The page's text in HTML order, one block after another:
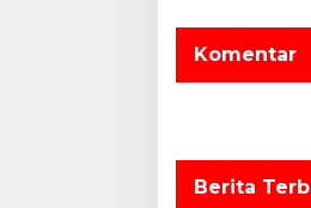
a
s
i
o
s
Komentar
Berita